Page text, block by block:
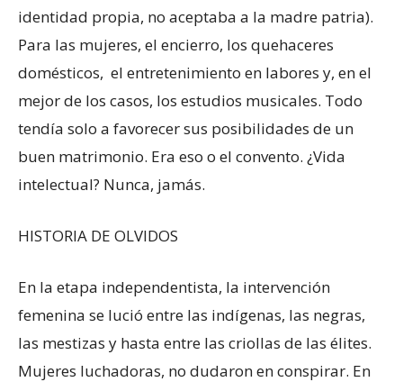
identidad propia, no aceptaba a la madre patria).
Para las mujeres, el encierro, los quehaceres
domésticos, el entretenimiento en labores y, en el
mejor de los casos, los estudios musicales. Todo
tendía solo a favorecer sus posibilidades de un
buen matrimonio. Era eso o el convento. ¿Vida
intelectual? Nunca, jamás.
HISTORIA DE OLVIDOS
En la etapa independentista, la intervención
femenina se lució entre las indígenas, las negras,
las mestizas y hasta entre las criollas de las élites.
Mujeres luchadoras, no dudaron en conspirar. En